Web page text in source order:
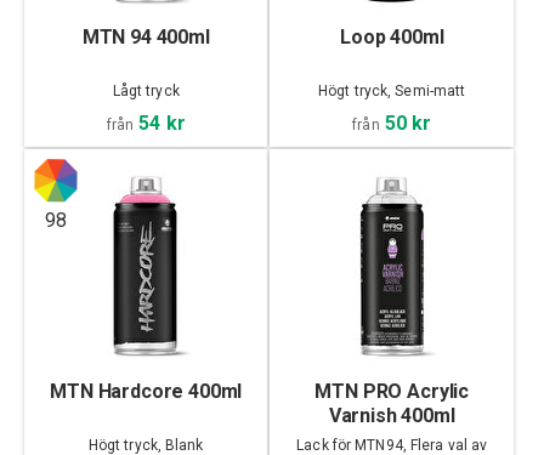
MTN 94 400ml
Lågt tryck
från 54 kr
Loop 400ml
Högt tryck, Semi-matt
från 50 kr
98
MTN Hardcore 400ml
Högt tryck, Blank
MTN PRO Acrylic
Varnish 400ml
Lack för MTN94, Flera val av